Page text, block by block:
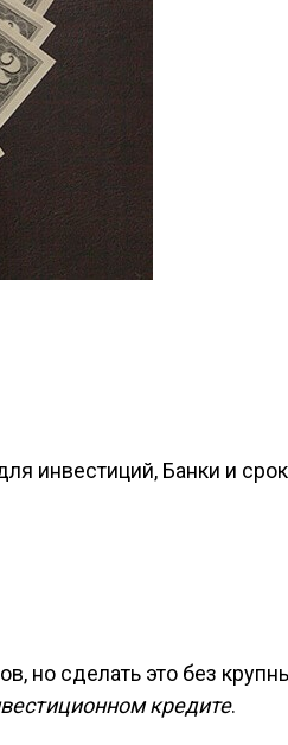
инвестиций, Банки и
но сделать это без
кредите.